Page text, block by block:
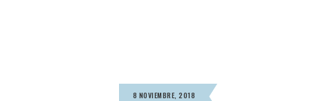
8 NOVIEMBRE, 2018